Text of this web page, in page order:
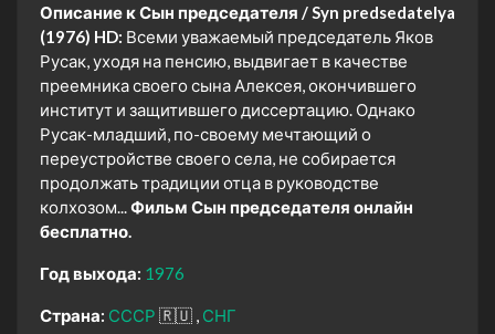
Описание к Сын председателя / Syn predsedatelya
(1976) HD: Всеми уважаемый председатель Яков
Русак, уходя на пенсию, выдвигает в качестве
преемника своего сына Алексея, окончившего
институт и защитившего диссертацию. Однако
Русак-младший, по-своему мечтающий о
переустройстве своего села, не собирается
продолжать традиции отца в руководстве
колхозом... Фильм Сын председателя онлайн
бесплатно.
Год выхода: 1976
Страна: СССР 🇷🇺 СНГ